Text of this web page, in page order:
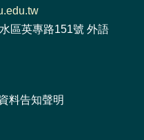
區英專路151號 外語
料告知聲明